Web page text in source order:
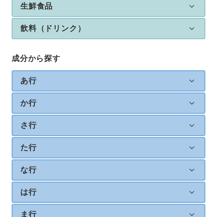
生鮮食品
飲料（ドリンク）
成分から探す
あ行
か行
さ行
た行
な行
は行
ま行